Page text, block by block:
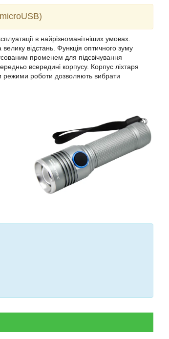
в найрізноманітніших умовах.
відстань. Функція оптичного зуму
променем для підсвічування
всередині корпусу. Корпус ліхтаря
режими роботи дозволяють вибрати